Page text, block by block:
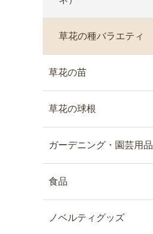
草花の種バラエティ
草花の苗
草花の球根
ガーデニング・園芸用品
食品
ノベルティグッズ